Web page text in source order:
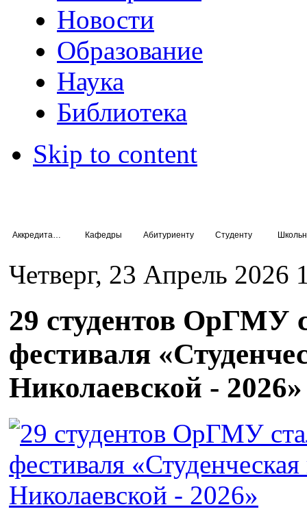
Новости
Образование
Наука
Библиотека
Skip to content
Кафедры Абитуриенту Студенту
Четверг, 23 Апрель 2026
29 студентов ОрГМУ
фестиваля
Николаевской - 2026»